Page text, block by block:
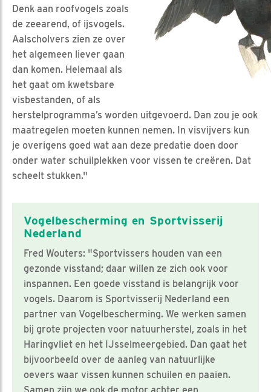
Denk aan roofvogels zoals
de zeearend, of ijsvogels.
Aalscholvers zien ze over
het algemeen liever gaan
dan komen. Helemaal als
het gaat om kwetsbare
visbestanden, of als
herstelprogramma’s worden uitgevoerd. Dan zou je ook
maatregelen moeten kunnen nemen. In visvijvers kun
je overigens goed wat aan deze predatie doen door
onder water schuilplekken voor vissen te creëren. Dat
scheelt stukken."
Vogelbescherming en Sportvisserij
Nederland
Fred Wouters: "Sportvissers houden van een
gezonde visstand; daar willen ze zich ook voor
inspannen. Een goede visstand is belangrijk voor
vogels. Daarom is Sportvisserij Nederland een
partner van Vogelbescherming. We werken samen
bij grote projecten voor natuurherstel, zoals in het
Haringvliet en het IJsselmeergebied. Dan gaat het
bijvoorbeeld over de aanleg van natuurlijke
oevers waar vissen kunnen schuilen en paaien.